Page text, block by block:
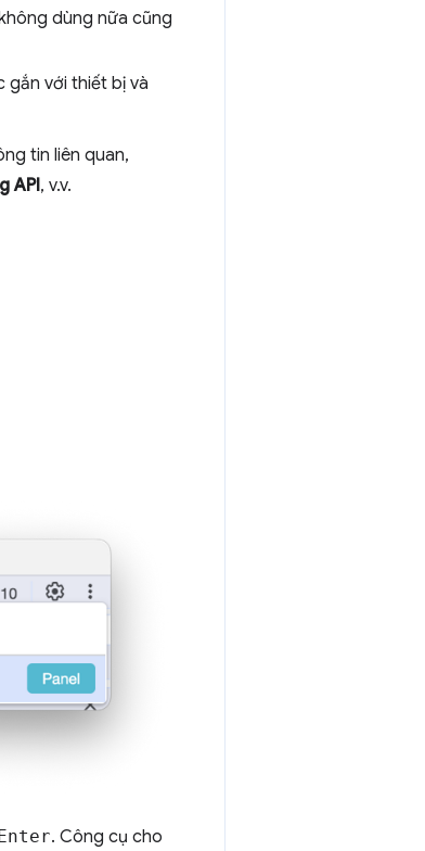
dùng nữa cũng
gắn với thiết bị và
tin liên quan,
API, v.v.
Enter. Công cụ cho